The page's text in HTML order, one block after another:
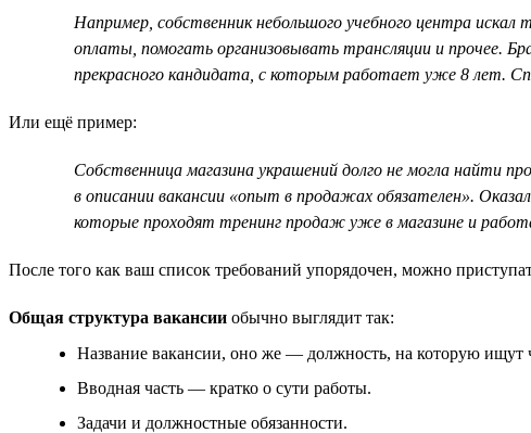
Например, собственник небольшого учебного центра
оплаты, помогать организовывать трансляции и прочее.
прекрасного кандидата, с которым работает уже 8 лет.
Или ещё пример:
Собственница магазина украшений долго не могла найти
в описании вакансии «опыт в продажах обязателен».
которые проходят тренинг продаж уже в магазине и
После того как ваш список требований упорядочен, можно
Общая структура вакансии обычно выглядит так:
Название вакансии, оно же — должность, на которую ищут
Вводная часть — кратко о сути работы.
Задачи и должностные обязанности.